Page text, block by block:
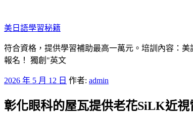
至
主
要
內
美日語學​​習秘籍
符合資格，提供學習補助最高一萬元。培訓內容：
報名！ 獨創"英文
發
於
2026 年 5 月 12 日 作者: admin
彰化眼科的屋瓦提供老花SiLK近